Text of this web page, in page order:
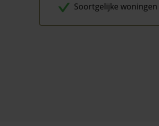
Soortgelijke woningen